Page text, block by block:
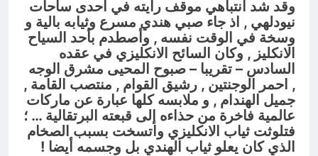
وقد شد انتباهي موقف رأيته في أحدى ساحات
نيودلهي , اذ جاء صبي هندي مسرع وثيابه بالية و
وسخة في الوقت نفسه , وأصطدم بأحد السياح
الانكليز , وكان السائح الانكليزي في عقده
السادس – تقريبا – صبوح المحيى مشرق الوجه
, احمر الوجنتين , رشيق القوام , منتصب القامة ,
جميل الهندام , و ملابسه كلها عبارة عن ماركات
عالمية فاخرة من حذاءه إلى قبعته البرتقالية … ؛
فتلوثت ثياب الانكليزي واتسخت بسبب الصخام
الذي كان يعلو ثياب الهندي بل وجسمه أيضا !